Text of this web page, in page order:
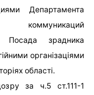
Департамента
коммуникаций
Посада зрадника
організаціями
області.
за ч.5 ст.111-1